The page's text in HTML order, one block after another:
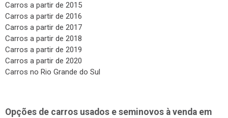
Carros a partir de 2015
Carros a partir de 2016
Carros a partir de 2017
Carros a partir de 2018
Carros a partir de 2019
Carros a partir de 2020
Carros no Rio Grande do Sul
Opções de carros usados e seminovos à venda em